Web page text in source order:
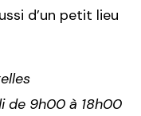
d’un petit lieu
de 9h00 à 18h00